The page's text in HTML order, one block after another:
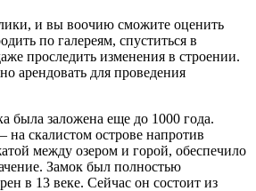
и вы воочию сможите оценить
по галереям, спуститься в
проследить изменения в строении.
арендовать для проведения
была заложена еще до 1000 года.
скалистом острове напротив
между озером и горой, обеспечило
Замок был полностью
в 13 веке. Сейчас он состоит из